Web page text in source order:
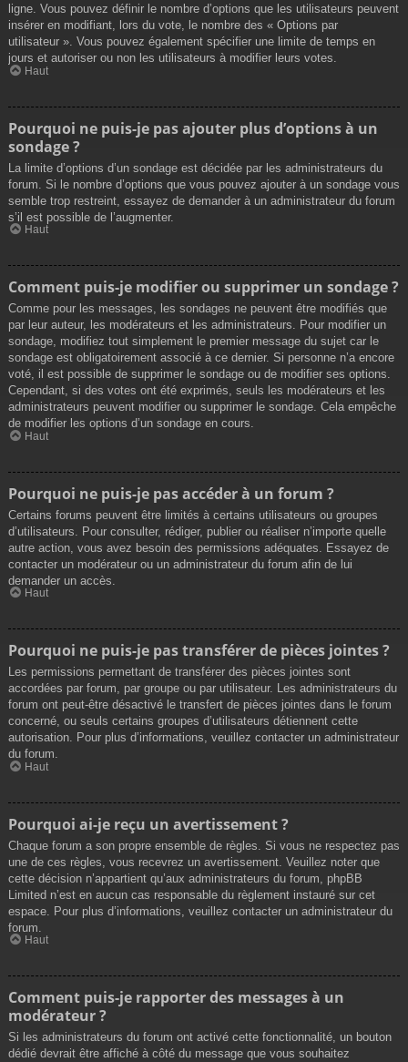
ligne. Vous pouvez définir le nombre d’options que les utilisateurs peuvent
insérer en modifiant, lors du vote, le nombre des « Options par
utilisateur ». Vous pouvez également spécifier une limite de temps en
jours et autoriser ou non les utilisateurs à modifier leurs votes.
Haut
Pourquoi ne puis-je pas ajouter plus d’options à un
sondage ?
La limite d’options d’un sondage est décidée par les administrateurs du
forum. Si le nombre d’options que vous pouvez ajouter à un sondage vous
semble trop restreint, essayez de demander à un administrateur du forum
s’il est possible de l’augmenter.
Haut
Comment puis-je modifier ou supprimer un sondage ?
Comme pour les messages, les sondages ne peuvent être modifiés que
par leur auteur, les modérateurs et les administrateurs. Pour modifier un
sondage, modifiez tout simplement le premier message du sujet car le
sondage est obligatoirement associé à ce dernier. Si personne n’a encore
voté, il est possible de supprimer le sondage ou de modifier ses options.
Cependant, si des votes ont été exprimés, seuls les modérateurs et les
administrateurs peuvent modifier ou supprimer le sondage. Cela empêche
de modifier les options d’un sondage en cours.
Haut
Pourquoi ne puis-je pas accéder à un forum ?
Certains forums peuvent être limités à certains utilisateurs ou groupes
d’utilisateurs. Pour consulter, rédiger, publier ou réaliser n’importe quelle
autre action, vous avez besoin des permissions adéquates. Essayez de
contacter un modérateur ou un administrateur du forum afin de lui
demander un accès.
Haut
Pourquoi ne puis-je pas transférer de pièces jointes ?
Les permissions permettant de transférer des pièces jointes sont
accordées par forum, par groupe ou par utilisateur. Les administrateurs du
forum ont peut-être désactivé le transfert de pièces jointes dans le forum
concerné, ou seuls certains groupes d’utilisateurs détiennent cette
autorisation. Pour plus d’informations, veuillez contacter un administrateur
du forum.
Haut
Pourquoi ai-je reçu un avertissement ?
Chaque forum a son propre ensemble de règles. Si vous ne respectez pas
une de ces règles, vous recevrez un avertissement. Veuillez noter que
cette décision n’appartient qu’aux administrateurs du forum, phpBB
Limited n’est en aucun cas responsable du règlement instauré sur cet
espace. Pour plus d’informations, veuillez contacter un administrateur du
forum.
Haut
Comment puis-je rapporter des messages à un
modérateur ?
Si les administrateurs du forum ont activé cette fonctionnalité, un bouton
dédié devrait être affiché à côté du message que vous souhaitez